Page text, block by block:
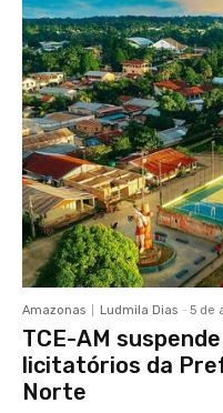
Amazonas Ludmila Dias - 5 de
TCE-AM
licitatórios da
Norte